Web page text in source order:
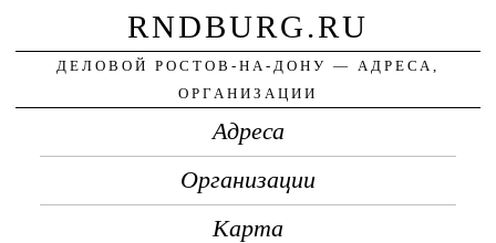
RNDBURG.RU
ДЕЛОВОЙ РОСТОВ-НА-ДОНУ — АДРЕСА,
ОРГАНИЗАЦИИ
Адреса
Организации
Карта